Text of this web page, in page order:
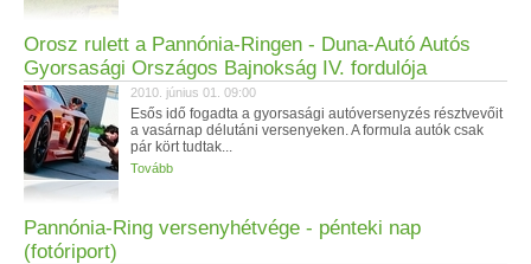
Orosz rulett a Pannónia-Ringen - Duna-Autó Autós
Gyorsasági Országos Bajnokság IV. fordulója
2010. június 01. 09:00
Esős idő fogadta a gyorsasági autóversenyzés résztvevőit
a vasárnap délutáni versenyeken. A formula autók csak
pár kört tudtak...
Tovább
Pannónia-Ring versenyhétvége - pénteki nap
(fotóriport)